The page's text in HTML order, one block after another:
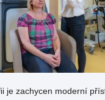
je zachycen moderní